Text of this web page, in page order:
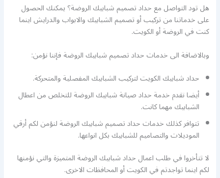
هل تود التواصل مع حداد تصميم شبابيك الروضة؟ يمكنك الحصول
على خدماتنا من تركيب أو تصميم الشبابيك والابواب والدرايش اينما
كنت في الروضة أو الكويت.
وبالاضافة الى خدمات حداد تصميم شبابيك الروضة فإننا نؤمن:
حداد شبابيك الكويت لتركيب الشبابيك المفصلية والمتحركة.
أيضا نقدم خدمة حداد صيانة شبابيك الروضة للتخلص من اعطال
الشبابيك مهما كانت.
تتوافر كذلك خدمات حداد تصميم شبابيك الروضة لنؤمن لكم أرقي
الموديلات والتصاميم للشبابيك بكل انواعها.
لا تتأخروا في طلب اعمال حداد شبابيك الروضة المتميزة والتي نؤمنها
لكم اينما تواجدتم في الكويت أو المحافظات الاخرى.